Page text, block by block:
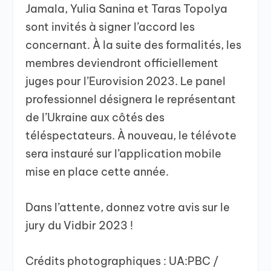
Jamala, Yulia Sanina et Taras Topolya
sont invités à signer l’accord les
concernant. À la suite des formalités, les
membres deviendront officiellement
juges pour l’Eurovision 2023. Le panel
professionnel désignera le représentant
de l’Ukraine aux côtés des
téléspectateurs. À nouveau, le télévote
sera instauré sur l’application mobile
mise en place cette année.
Dans l’attente, donnez votre avis sur le
jury du Vidbir 2023 !
Crédits photographiques : UA:PBC /